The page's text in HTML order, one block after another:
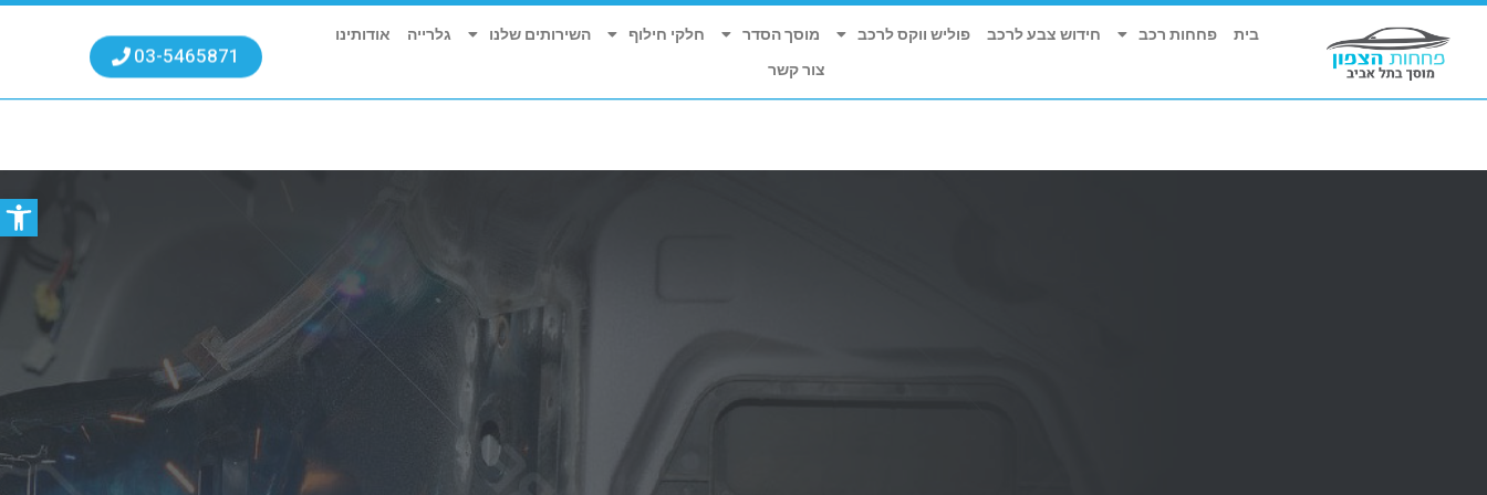
פתח
א'-ה' 16:00 - 07:00 | ו' 12:00 - 07:00
בית פחחות רכב חידוש צבע לרכב פוליש ווקס לרכב מוסך הסדר חלקי חילוף השירותים שלנו גלרייה
אודותינו
צור קשר
03-5465871